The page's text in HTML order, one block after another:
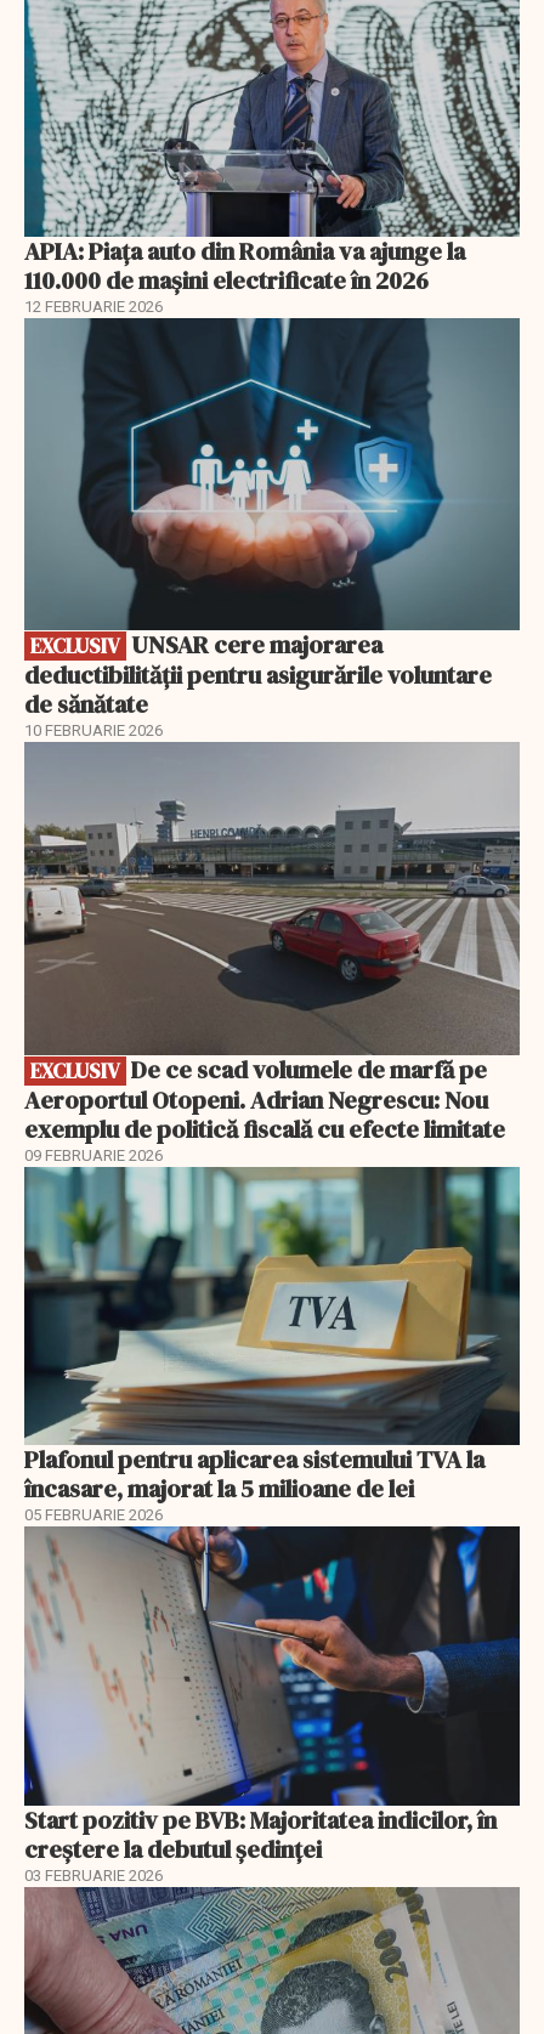
APIA: Piața auto din România va ajunge la
110.000 de mașini electrificate în 2026
12 FEBRUARIE 2026
EXCLUSIV
EXCLUSIV
deductibilității pentru asigurările voluntare
de sănătate
10 FEBRUARIE 2026
EXCLUSIV
Aeroportul Otopeni. Adrian Negrescu: Nou
exemplu de politică fiscală cu efecte limitate
09 FEBRUARIE 2026
Plafonul pentru aplicarea sistemului TVA la
încasare, majorat la 5 milioane de lei
05 FEBRUARIE 2026
Start pozitiv pe BVB: Majoritatea indicilor, în
creştere la debutul şedinţei
03 FEBRUARIE 2026